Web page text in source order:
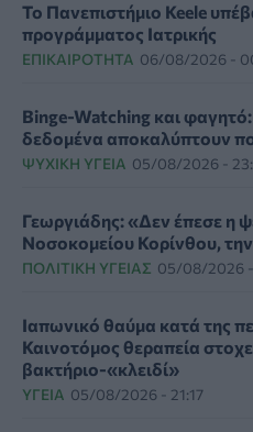
Το Πανεπιστήμιο Keele
προγράμματος Ιατρικής
ΕΠΙΚΑΙΡΌΤΗΤΑ 06/08/2026 -
Binge-Watching και φαγητό:
δεδομένα αποκαλύπτουν
ΨΥΧΙΚΉ ΥΓΕΊΑ 05/08/2026 -
Γεωργιάδης: «Δεν έπεσε η
Νοσοκομείου Κορίνθου,
ΠΟΛΙΤΙΚΉ ΥΓΕΊΑΣ 05/08/2026 -
Ιαπωνικό θαύμα κατά της
Καινοτόμος θεραπεία
βακτήριο-«κλειδί»
ΥΓΕΊΑ 05/08/2026 - 21:17